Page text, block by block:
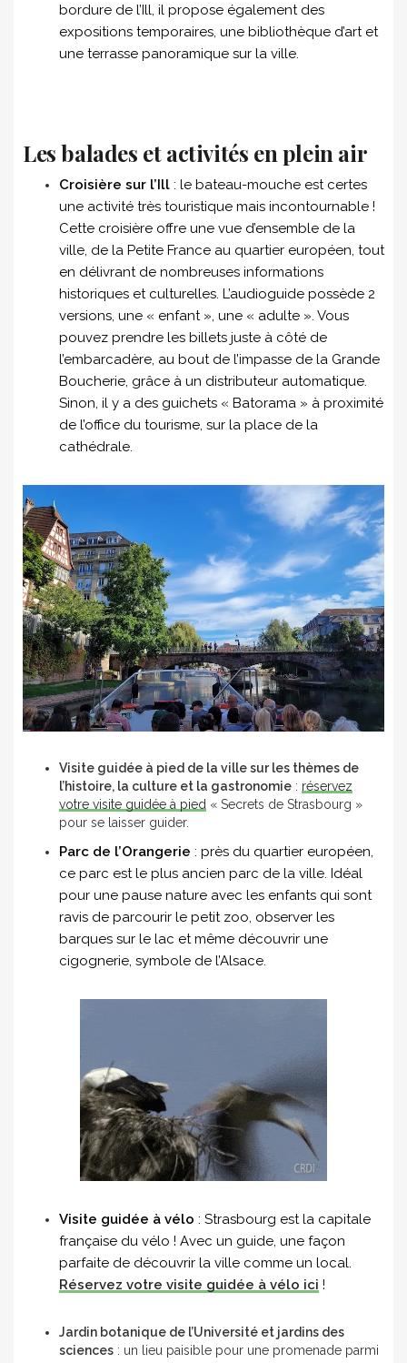
bordure de l’Ill, il propose également des
expositions temporaires, une bibliothèque d’art et
une terrasse panoramique sur la ville.
Les balades et activités en plein air
Croisière sur l’Ill : le bateau-mouche est certes
une activité très touristique mais incontournable !
Cette croisière offre une vue d’ensemble de la
ville, de la Petite France au quartier européen, tout
en délivrant de nombreuses informations
historiques et culturelles. L’audioguide possède 2
versions, une « enfant », une « adulte ». Vous
pouvez prendre les billets juste à côté de
l’embarcadère, au bout de l’impasse de la Grande
Boucherie, grâce à un distributeur automatique.
Sinon, il y a des guichets « Batorama » à proximité
de l’office du tourisme, sur la place de la
cathédrale.
Visite guidée à pied de la ville sur les thèmes de
l’histoire, la culture et la gastronomie : réservez
votre visite guidée à pied « Secrets de Strasbourg »
pour se laisser guider.
Parc de l’Orangerie : près du quartier européen,
ce parc est le plus ancien parc de la ville. Idéal
pour une pause nature avec les enfants qui sont
ravis de parcourir le petit zoo, observer les
barques sur le lac et même découvrir une
cigognerie, symbole de l’Alsace.
Visite guidée à vélo : Strasbourg est la capitale
française du vélo ! Avec un guide, une façon
parfaite de découvrir la ville comme un local.
Réservez votre visite guidée à vélo ici !
Jardin botanique de l’Université et jardins des
sciences : un lieu paisible pour une promenade parmi